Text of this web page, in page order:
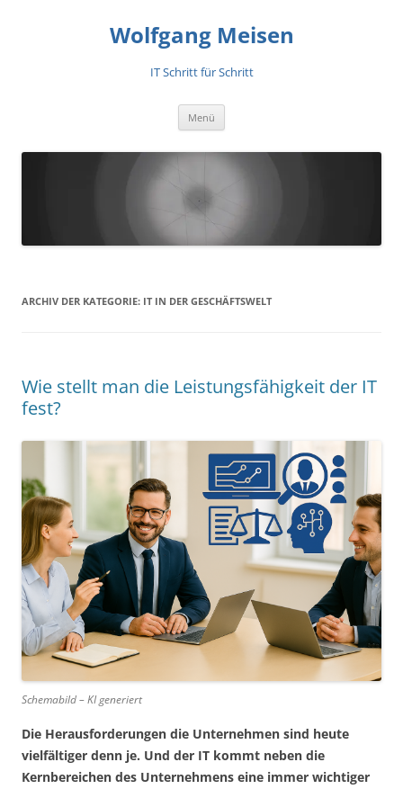
Wolfgang Meisen
IT Schritt für Schritt
Menü
ARCHIV DER KATEGORIE: IT IN DER GESCHÄFTSWELT
Wie stellt man die Leistungsfähigkeit der IT
fest?
Schemabild – KI generiert
Die Herausforderungen die Unternehmen sind heute
vielfältiger denn je. Und der IT kommt neben die
Kernbereichen des Unternehmens eine immer wichtiger